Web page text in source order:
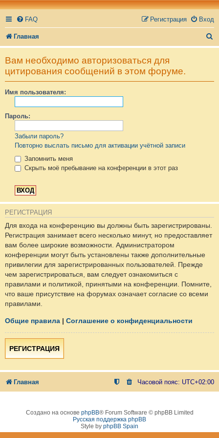
FAQ Вход
Регистрация
Главная
о
Вам необходимо авторизоваться для
цитирования сообщений в этом форуме.
Имя пользователя:
Пароль:
Забыли пароль?
Повторно выслать письмо для активации учётной записи
Запомнить меня
Скрыть моё пребывание на конференции в этот раз
РЕГИСТРАЦИЯ
Для входа на конференцию вы должны быть зарегистрированы.
Регистрация занимает всего несколько минут, но предоставляет
вам более широкие возможности. Администратором
конференции могут быть установлены также дополнительные
привилегии для зарегистрированных пользователей. Прежде
чем зарегистрироваться, вам следует ознакомиться с
правилами и политикой, принятыми на конференции. Помните,
что ваше присутствие на форумах означает согласие со всеми
правилами.
Общие правила | Соглашение о конфиденциальности
РЕГИСТРАЦИЯ
Главная Часовой пояс: UTC+02:00
Создано на основе phpBB® Forum Software © phpBB Limited
Русская поддержка phpBB
Style by phpBB Spain